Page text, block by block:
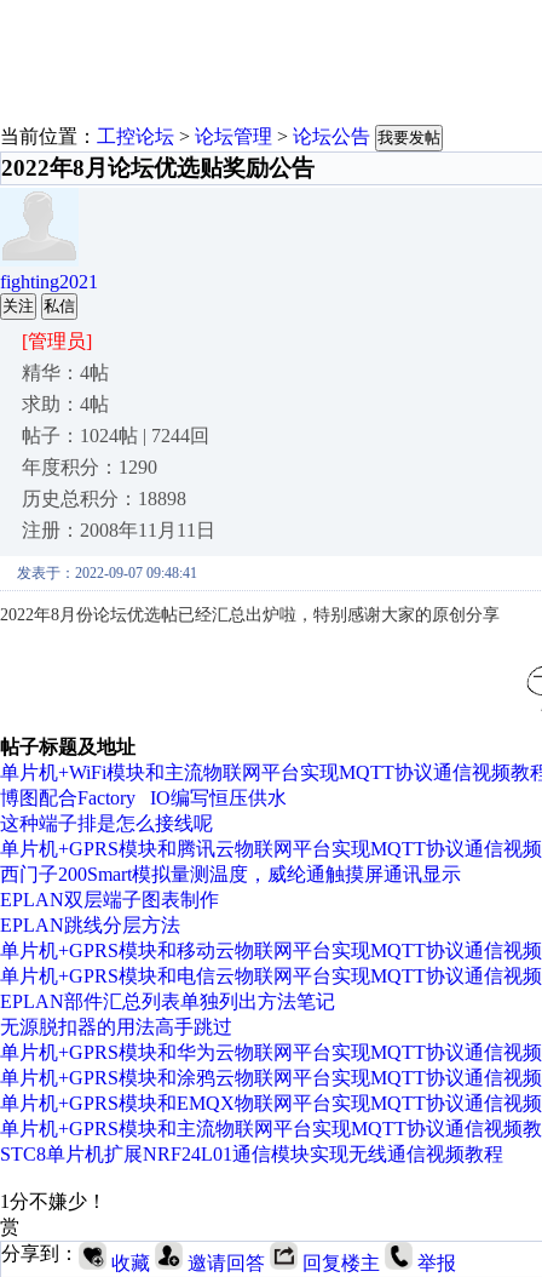
当前位置： 工控论坛 > 论坛管理 > 论坛公告 我要发帖
2022年8月论坛优选贴奖励公告
fighting2021
关注 私信
[管理员]
精华：4帖
求助：4帖
帖子：1024帖 | 7244回
年度积分：1290
历史总积分：18898
注册：2008年11月11日
发表于：2022-09-07 09:48:41
2022年8月份论坛优选帖已经汇总出炉啦，特别感谢大家的原创分享
帖子标题及地址
单片机+WiFi模块和主流物联网平台实现MQTT协议通信视频教
博图配合Factory IO编写恒压供水
这种端子排是怎么接线呢
单片机+GPRS模块和腾讯云物联网平台实现MQTT协议通信视
西门子200Smart模拟量测温度，威纶通触摸屏通讯显示
EPLAN双层端子图表制作
EPLAN跳线分层方法
单片机+GPRS模块和移动云物联网平台实现MQTT协议通信视
单片机+GPRS模块和电信云物联网平台实现MQTT协议通信视
EPLAN部件汇总列表单独列出方法笔记
无源脱扣器的用法高手跳过
单片机+GPRS模块和华为云物联网平台实现MQTT协议通信视
单片机+GPRS模块和涂鸦云物联网平台实现MQTT协议通信视
单片机+GPRS模块和EMQX物联网平台实现MQTT协议通信视
单片机+GPRS模块和主流物联网平台实现MQTT协议通信视频
STC8单片机扩展NRF24L01通信模块实现无线通信视频教程
1分不嫌少！
赏
分享到：
收藏 邀请回答 回复楼主 举报